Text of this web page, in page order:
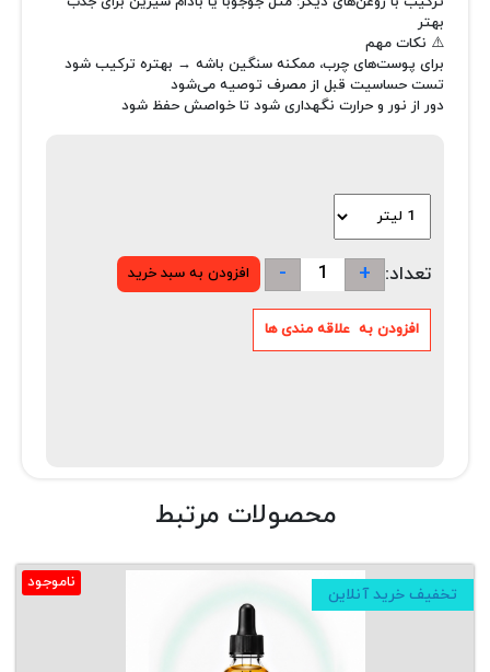
بهتر
⚠️ نکات مهم
برای پوست‌های چرب، ممکنه سنگین باشه → بهتره ترکیب شود
تست حساسیت قبل از مصرف توصیه می‌شود
دور از نور و حرارت نگهداری شود تا خواصش حفظ شود
تعداد: +
-
محصولات مرتبط
ناموجود
تخفیف خرید آنلاین